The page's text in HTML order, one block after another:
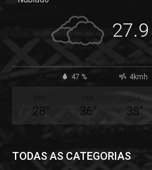
27.9
47 % 4kmh
28° 36°
QUA
38°
TODAS AS CATEGORIAS